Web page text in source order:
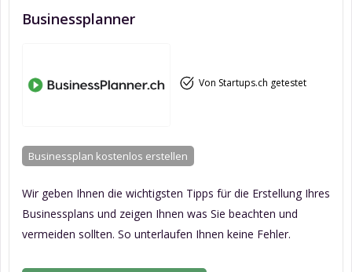
Businessplanner
Von Startups.ch getestet
Businessplan kostenlos erstellen
Wir geben Ihnen die wichtigsten Tipps für die Erstellung Ihres
Businessplans und zeigen Ihnen was Sie beachten und
vermeiden sollten. So unterlaufen Ihnen keine Fehler.